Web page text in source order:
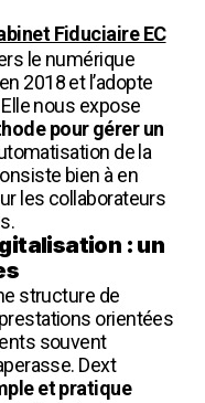
Fiduciaire EC
le numérique
2018 et l’adopte
nous expose
pour gérer un
de la
bien à en
les collaborateurs
: un
structure de
orientées
souvent
Dext
et pratique